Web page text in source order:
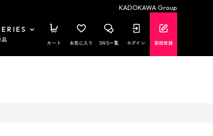
KADOKAWA Group
品 カート お気に入り SNS一覧 ログイン 新規登録